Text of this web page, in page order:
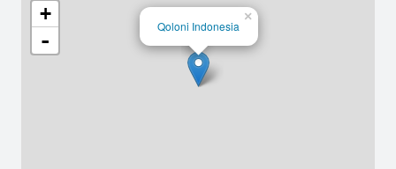
×
Qoloni Indonesia
+
-